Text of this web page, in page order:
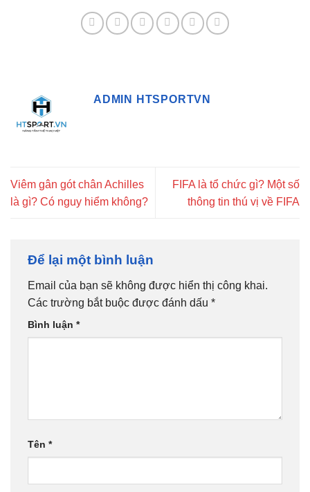
ADMIN HTSPORTVN
Viêm gân gót chân Achilles
là gì? Có nguy hiểm không?
FIFA là tổ chức gì? Một số
thông tin thú vị về FIFA
Để lại một bình luận
Email của bạn sẽ không được hiển thị công khai.
Các trường bắt buộc được đánh dấu *
Bình luận *
Tên *